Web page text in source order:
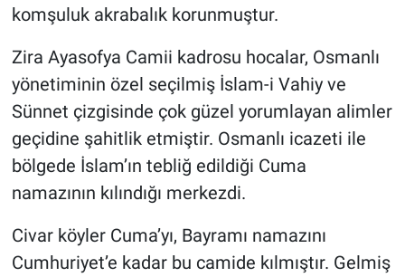
komşuluk akrabalık korunmuştur.
Zira Ayasofya Camii kadrosu hocalar, Osmanlı
yönetiminin özel seçilmiş İslam-i Vahiy ve
Sünnet çizgisinde çok güzel yorumlayan alimler
geçidine şahitlik etmiştir. Osmanlı icazeti ile
bölgede İslam’ın tebliğ edildiği Cuma
namazının kılındığı merkezdi.
Civar köyler Cuma’yı, Bayramı namazını
Cumhuriyet’e kadar bu camide kılmıştır. Gelmiş